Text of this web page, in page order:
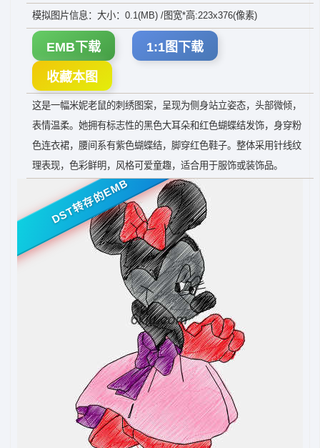
模拟图片信息：大小：0.1(MB) /图宽*高:223x376(像素)
EMB下载 1:1图下载
收藏本图
这是一幅米妮老鼠的刺绣图案，呈现为侧身站立姿态，头部微倾，
表情温柔。她拥有标志性的黑色大耳朵和红色蝴蝶结发饰，身穿粉
色连衣裙，腰间系有紫色蝴蝶结，脚穿红色鞋子。整体采用针线纹
理表现，色彩鲜明，风格可爱童趣，适合用于服饰或装饰品。
DST转存的EMB